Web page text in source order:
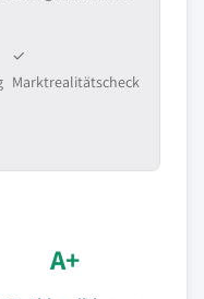
✓
Marktrealitätscheck
A+